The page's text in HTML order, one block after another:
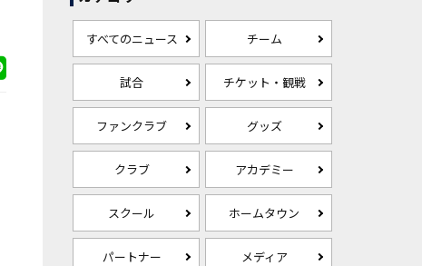
すべてのニュース チーム
試合 チケット・観戦
ファンクラブ グッズ
クラブ アカデミー
スクール ホームタウン
パートナー メディア